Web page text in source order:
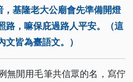
基隆老大公廟會先準備開燈
路，嘛保庇過路人平安。（這
文皆為臺語文。）
無閒用毛筆共信眾的名，寫佇